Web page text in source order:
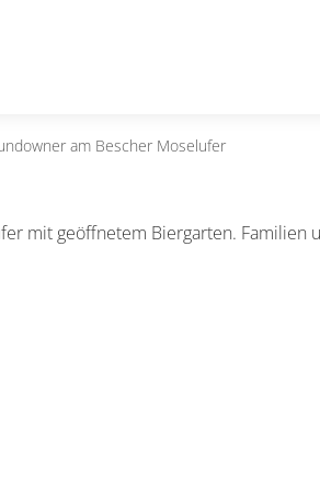
am Bescher Moselufer